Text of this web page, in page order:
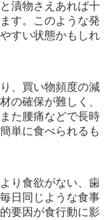
漬物さえあれば十
す。このような発
すい状態かもしれ
、買い物頻度の減
の確保が難しく、
た腰痛などで長時
単に食べられるも
り食欲がない、歯
日同じような食事
要因が食行動に影